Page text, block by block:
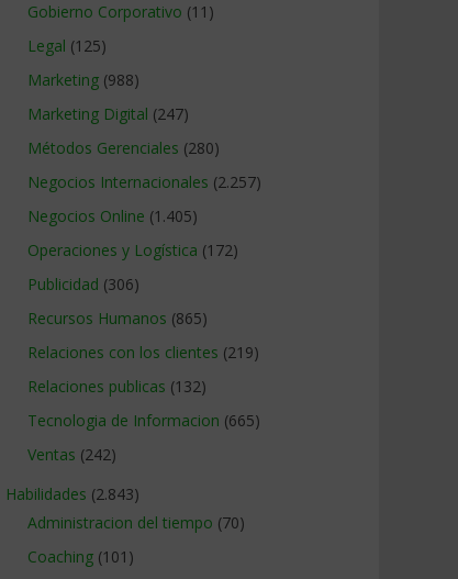
Gobierno Corporativo (11)
Legal (125)
Marketing (988)
Marketing Digital (247)
Métodos Gerenciales (280)
Negocios Internacionales (2.257)
Negocios Online (1.405)
Operaciones y Logística (172)
Publicidad (306)
Recursos Humanos (865)
Relaciones con los clientes (219)
Relaciones publicas (132)
Tecnologia de Informacion (665)
Ventas (242)
Habilidades (2.843)
Administracion del tiempo (70)
Coaching (101)